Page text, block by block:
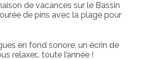
de vacances sur le Bassin
de pins avec la plage pour
en fond sonore, un écrin de
relaxer… toute l’année !